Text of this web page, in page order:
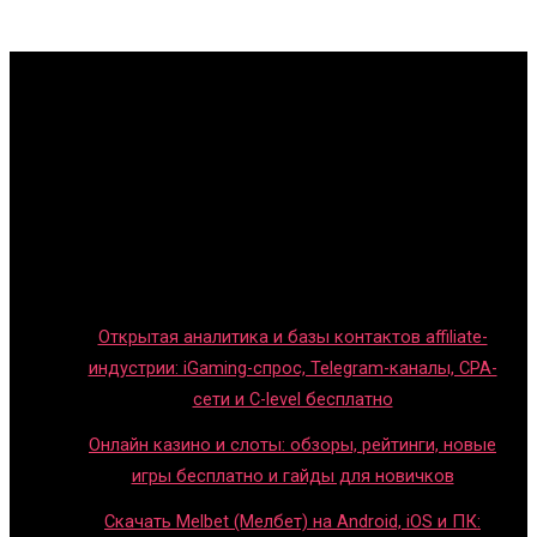
Открытая аналитика и базы контактов affiliate-
индустрии: iGaming-спрос, Telegram-каналы, CPA-
сети и C-level бесплатно
Онлайн казино и слоты: обзоры, рейтинги, новые
игры бесплатно и гайды для новичков
Скачать Melbet (Мелбет) на Android, iOS и ПК: